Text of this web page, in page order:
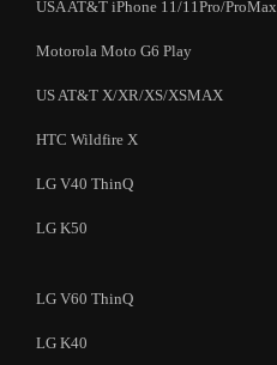
USA AT&T iPhone 11/11Pro/ProMax
Motorola Moto G6 Play
US AT&T X/XR/XS/XSMAX
HTC Wildfire X
LG V40 ThinQ
LG K50
LG V60 ThinQ
LG K40